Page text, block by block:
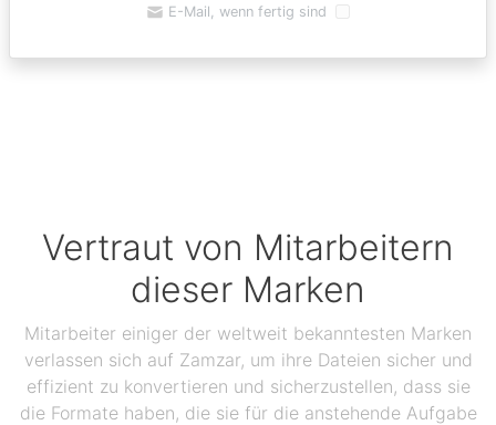
E-Mail, wenn fertig sind
Vertraut von Mitarbeitern
dieser Marken
Mitarbeiter einiger der weltweit bekanntesten Marken
verlassen sich auf Zamzar, um ihre Dateien sicher und
effizient zu konvertieren und sicherzustellen, dass sie
die Formate haben, die sie für die anstehende Aufgabe